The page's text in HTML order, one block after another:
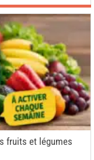
fruits et légumes